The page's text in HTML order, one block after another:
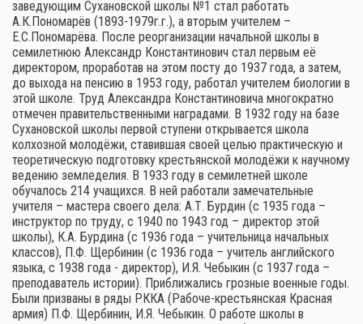
заведующим Сухановской школы №1 стал работать
А.К.Пономарёв (1893-1979г.г.), а вторым учителем –
Е.С.Пономарёва. После реорганизации начальной школы в
семилетнюю Александр Константинович стал первым её
директором, проработав на этом посту до 1937 года, а затем,
до выхода на пенсию в 1953 году, работал учителем биологии в
этой школе. Труд Александра Константиновича многократно
отмечен правительственными наградами. В 1932 году на базе
Сухановской школы первой ступени открывается школа
колхозной молодёжи, ставившая своей целью практическую и
теоретическую подготовку крестьянской молодёжи к научному
ведению земледелия. В 1933 году в семилетней школе
обучалось 214 учащихся. В ней работали замечательные
учителя – мастера своего дела: А.Т. Бурдин (с 1935 года –
инструктор по труду, с 1940 по 1943 год – директор этой
школы), К.А. Бурдина (с 1936 года – учительница начальных
классов), П.Ф. Щербинин (с 1936 года – учитель английского
языка, с 1938 года - директор), И.Я. Чебыкин (с 1937 года –
преподаватель истории). Приближались грозные военные годы.
Были призваны в ряды РККА (Рабоче-крестьянская Красная
армия) П.Ф. Щербинин, И.Я. Чебыкин. О работе школы в